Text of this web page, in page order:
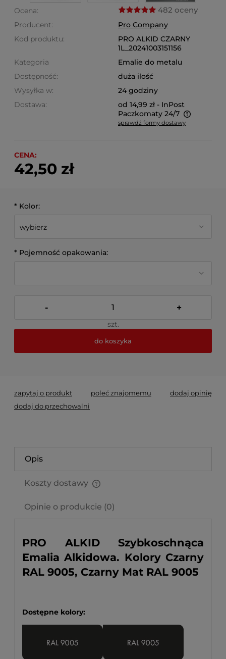
Ocena: 482 oceny
Producent:
Pro Company
Kod produktu:
PRO ALKID CZARNY
1L_20241003151156
Kategoria
Emalie do metalu
Dostępność:
duża ilość
Wysyłka w:
24 godziny
Dostawa:
od 14,99 zł - InPost
Paczkomaty 24/7
Cena nie zawiera ewentualnych kosztów płatności
sprawdź formy dostawy
CENA:
42,50 zł
* Kolor:
* Pojemność opakowania:
- +
szt.
do koszyka
zapytaj o produkt poleć znajomemu
dodaj opinię
dodaj do przechowalni
Opis
Koszty dostawy
Opinie o produkcie (0)
PRO ALKID Szybkoschnąca
Emalia Alkidowa. Kolory Czarny
RAL 9005, Czarny Mat RAL 9005
Dostępne kolory: